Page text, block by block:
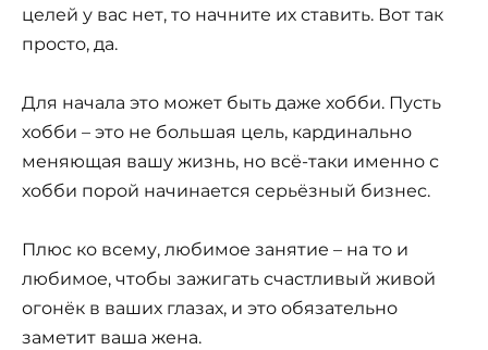
целей у вас нет, то начните их ставить. Вот так
просто, да.
Для начала это может быть даже хобби. Пусть
хобби – это не большая цель, кардинально
меняющая вашу жизнь, но всё-таки именно с
хобби порой начинается серьёзный бизнес.
Плюс ко всему, любимое занятие – на то и
любимое, чтобы зажигать счастливый живой
огонёк в ваших глазах, и это обязательно
заметит ваша жена.